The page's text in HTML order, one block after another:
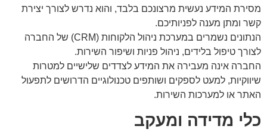
מסירת המידע נעשית מרצונכם בלבד, והוא נדרש לצורך יצירת
קשר ומתן מענה לפניותיכם.
הנתונים נשמרים במערכת ניהול הלקוחות (CRM) של החברה
לצורך טיפול בלידים, ניהול פניות ושיפור השירות.
החברה אינה מעבירה את המידע לצדדים שלישיים למטרות
שיווקיות, למעט לספקים ושותפים טכנולוגיים הדרושים לתפעול
האתר או למערכות השירות.
כלי מדידה ומעקב